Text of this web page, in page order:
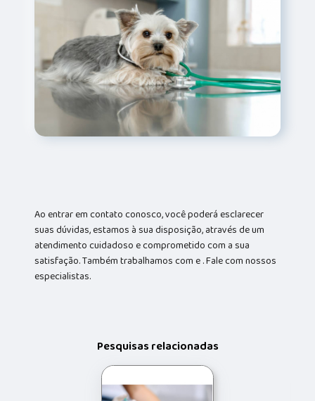
Ao entrar em contato conosco, você poderá esclarecer
suas dúvidas, estamos à sua disposição, através de um
atendimento cuidadoso e comprometido com a sua
satisfação. Também trabalhamos com e . Fale com nossos
especialistas.
Pesquisas relacionadas